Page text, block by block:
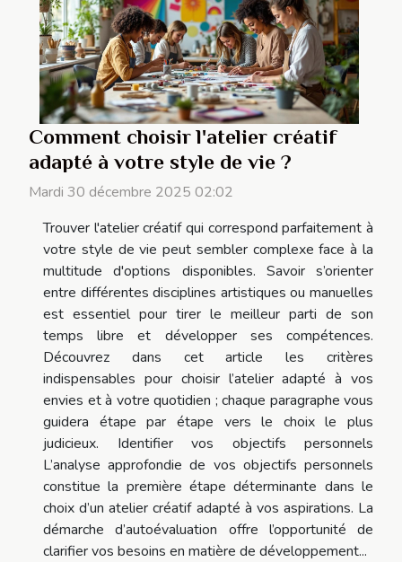
Comment choisir l'atelier créatif
adapté à votre style de vie ?
Mardi 30 décembre 2025 02:02
Trouver l'atelier créatif qui correspond parfaitement à
votre style de vie peut sembler complexe face à la
multitude d'options disponibles. Savoir s’orienter
entre différentes disciplines artistiques ou manuelles
est essentiel pour tirer le meilleur parti de son
temps libre et développer ses compétences.
Découvrez dans cet article les critères
indispensables pour choisir l’atelier adapté à vos
envies et à votre quotidien ; chaque paragraphe vous
guidera étape par étape vers le choix le plus
judicieux. Identifier vos objectifs personnels
L’analyse approfondie de vos objectifs personnels
constitue la première étape déterminante dans le
choix d’un atelier créatif adapté à vos aspirations. La
démarche d’autoévaluation offre l’opportunité de
clarifier vos besoins en matière de développement...